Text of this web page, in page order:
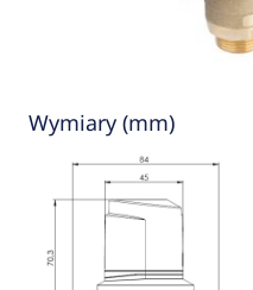
Wymiary (mm)